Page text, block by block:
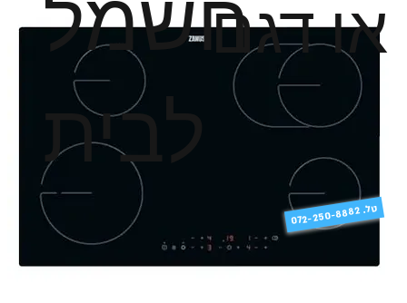
או דגם
לבית
072-250-8882 .טל